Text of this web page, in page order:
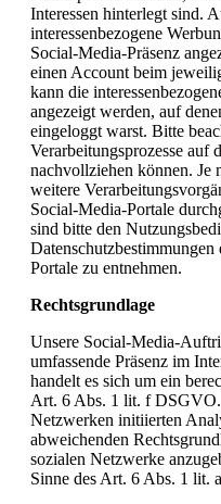
Interessen hinterlegt sind.
interessenbezogene
Social-Media-Präsenz
einen Account beim
kann die
angezeigt werden, auf
eingeloggt warst. Bitte
Verarbeitungsprozesse auf
nachvollziehen können. Je
weitere
Social-Media-Portale
sind bitte den
Portale zu entnehmen.
Rechtsgrundlage
Unsere Social-Media-
umfassende Präsenz im
handelt es sich um ein
Art. 6 Abs. 1 lit. f
Netzwerken initiierten
abweichenden
sozialen Netzwerke
Sinne des Art. 6 Abs. 1 lit.